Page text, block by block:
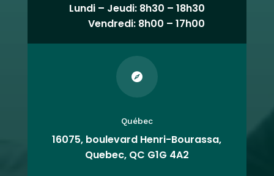
Lundi – Jeudi: 8h30 – 18h30
Vendredi: 8h00 – 17h00

Québec
16075, boulevard Henri-Bourassa,
Quebec, QC G1G 4A2